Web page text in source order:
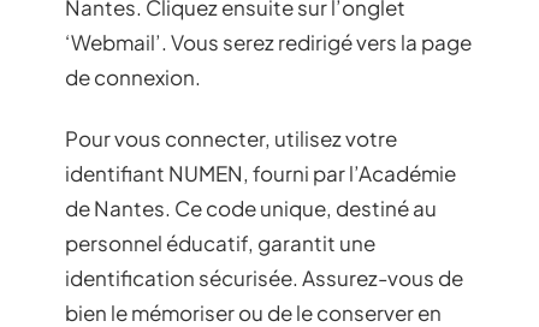
Nantes. Cliquez ensuite sur l’onglet
‘Webmail’. Vous serez redirigé vers la page
de connexion.
Pour vous connecter, utilisez votre
identifiant NUMEN, fourni par l’Académie
de Nantes. Ce code unique, destiné au
personnel éducatif, garantit une
identification sécurisée. Assurez-vous de
bien le mémoriser ou de le conserver en